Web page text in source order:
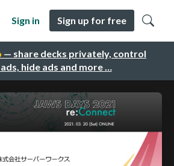
— share decks privately, control
hide ads and more …
Sign in Sign up for free